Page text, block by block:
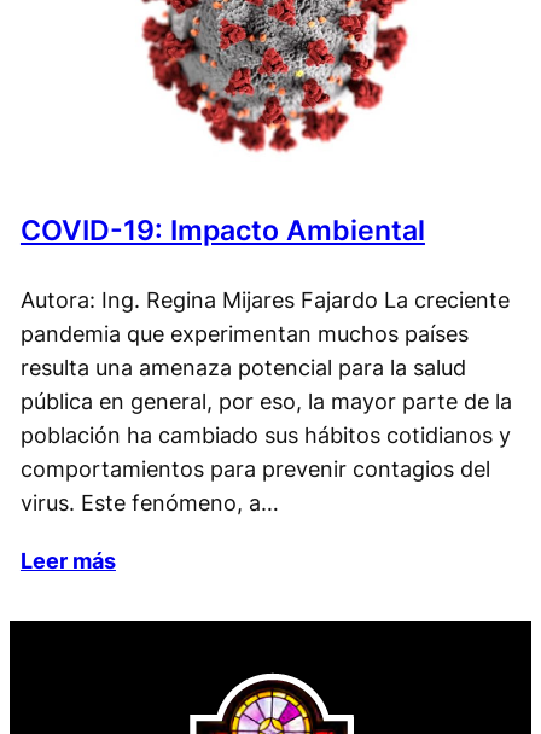
COVID-19: Impacto Ambiental
Autora: Ing. Regina Mijares Fajardo La creciente
pandemia que experimentan muchos países
resulta una amenaza potencial para la salud
pública en general, por eso, la mayor parte de la
población ha cambiado sus hábitos cotidianos y
comportamientos para prevenir contagios del
virus. Este fenómeno, a…
Leer más